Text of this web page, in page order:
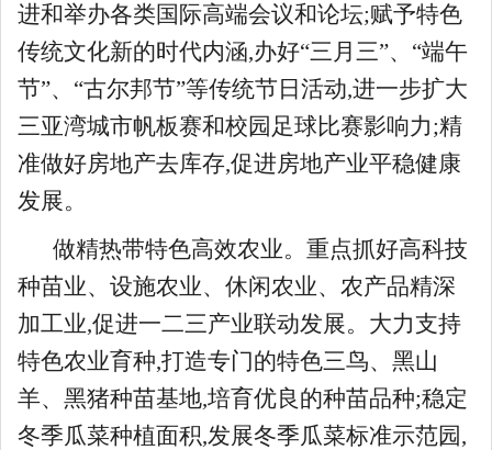
进和举办各类国际高端会议和论坛;赋予特色
传统文化新的时代内涵,办好“三月三”、“端午
节”、“古尔邦节”等传统节日活动,进一步扩大
三亚湾城市帆板赛和校园足球比赛影响力;精
准做好房地产去库存,促进房地产业平稳健康
发展。
做精热带特色高效农业。重点抓好高科技
种苗业、设施农业、休闲农业、农产品精深
加工业,促进一二三产业联动发展。大力支持
特色农业育种,打造专门的特色三鸟、黑山
羊、黑猪种苗基地,培育优良的种苗品种;稳定
冬季瓜菜种植面积,发展冬季瓜菜标准示范园,